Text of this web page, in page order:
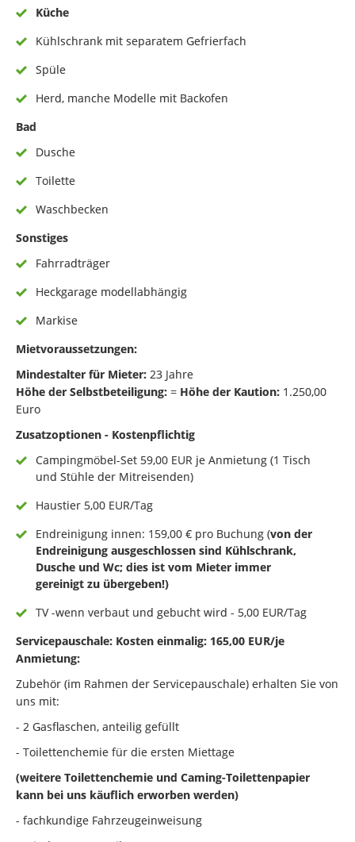
Küche
Kühlschrank mit separatem Gefrierfach
Spüle
Herd, manche Modelle mit Backofen
Bad
Dusche
Toilette
Waschbecken
Sonstiges
Fahrradträger
Heckgarage modellabhängig
Markise
Mietvoraussetzungen:
Mindestalter für Mieter: 23 Jahre
Höhe der Selbstbeteiligung: = Höhe der Kaution: 1.250,00
Euro
Zusatzoptionen - Kostenpflichtig
Campingmöbel-Set 59,00 EUR je Anmietung (1 Tisch
und Stühle der Mitreisenden)
Haustier 5,00 EUR/Tag
Endreinigung innen: 159,00 € pro Buchung (von der
Endreinigung ausgeschlossen sind Kühlschrank,
Dusche und Wc; dies ist vom Mieter immer
gereinigt zu übergeben!)
TV -wenn verbaut und gebucht wird - 5,00 EUR/Tag
Servicepauschale: Kosten einmalig: 165,00 EUR/je
Anmietung:
Zubehör (im Rahmen der Servicepauschale) erhalten Sie von
uns mit:
- 2 Gasflaschen, anteilig gefüllt
- Toilettenchemie für die ersten Miettage
(weitere Toilettenchemie und Caming-Toilettenpapier
kann bei uns käuflich erworben werden)
- fachkundige Fahrzeugeinweisung